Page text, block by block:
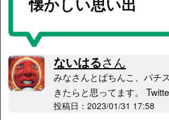
懐かしい思い出
ないはるさん
みなさんとぱちんこ、パチ
きたらと思ってます。
投稿日：2023/01/31 17:58